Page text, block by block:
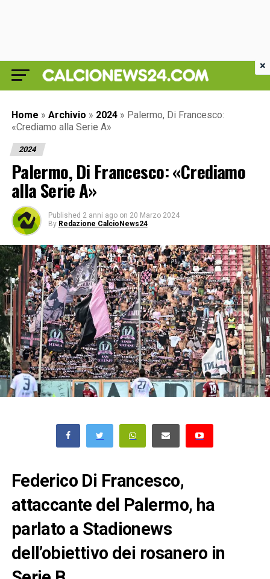
Home » Archivio » 2024 » Palermo, Di Francesco:
«Crediamo alla Serie A»
2024
Palermo, Di Francesco: «Crediamo
alla Serie A»
Published 2 anni ago on 20 Marzo 2024
By Redazione CalcioNews24
Federico Di Francesco,
attaccante del Palermo, ha
parlato a Stadionews
dell’obiettivo dei rosanero in
×